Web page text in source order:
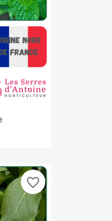
favorite_border